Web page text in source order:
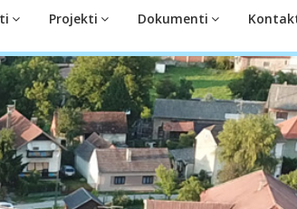
Projekti Dokumenti